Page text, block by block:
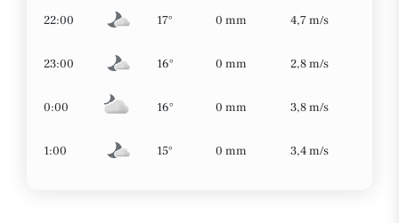
22:00 17° 0 mm 4,7 m/s
23:00 16° 0 mm 2,8 m/s
0:00 16° 0 mm 3,8 m/s
1:00 15° 0 mm 3,4 m/s